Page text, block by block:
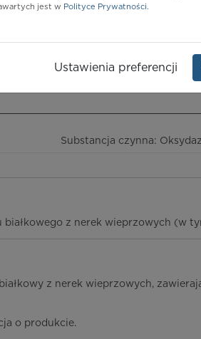
Postać:tabl. dojelit.
Substancja czynna:
białkowego z nerek wieprzowych (w
z nerek wieprzowych,
o produkcie.
jest w Polityce Prywatności.
Ustawienia preferencji